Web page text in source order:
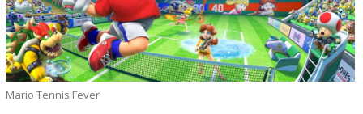
Mario Tennis Fever